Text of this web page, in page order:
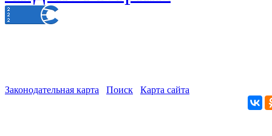
Законодательная карта Поиск Карта сайта